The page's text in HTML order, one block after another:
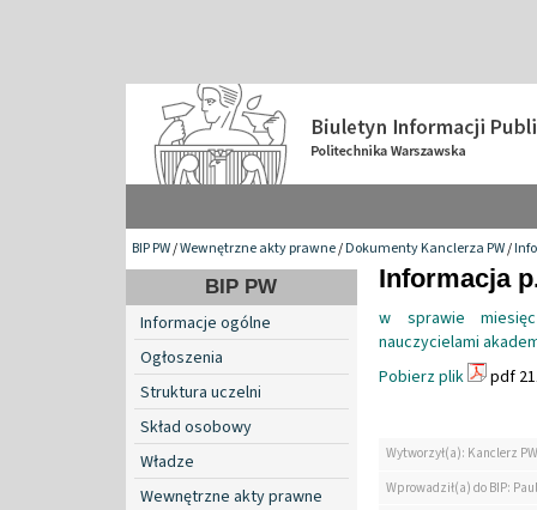
BIP PW/Wewnętrzne akty prawne/Dokumenty Kanclerza PW/
BIP PW
Informacje ogólne
Ogłoszenia
Struktura uczelni
Skład osobowy
Władze
Wewnętrzne akty prawne
Informacja
w sprawie
nauczycielami
Pobierz plik
pdf
Wytworzył(a): Kanclerz PW
Wprowadził(a) do BIP: